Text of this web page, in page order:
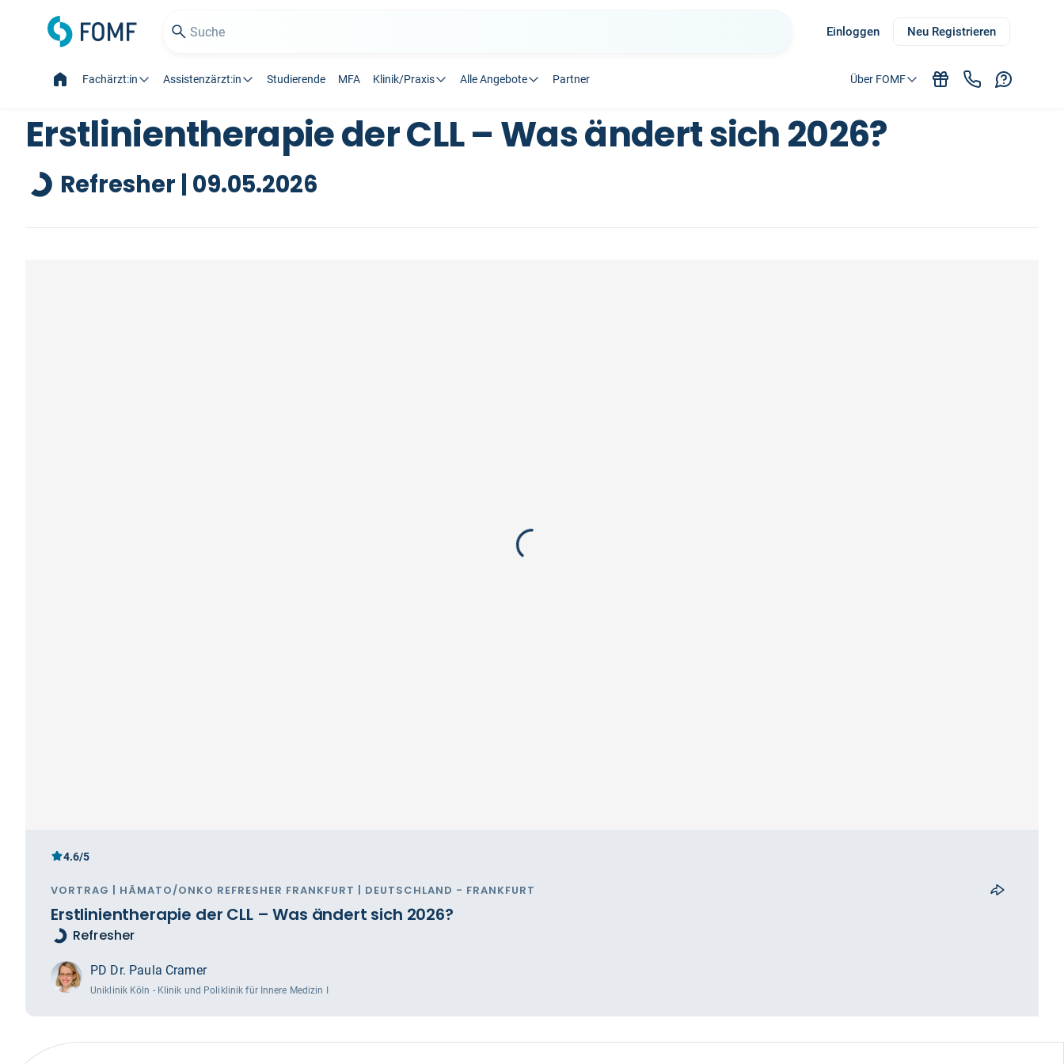
Einloggen Neu Registrieren
Fachärzt:in Assistenzärzt:in Studierende MFA Klinik/Praxis Alle Angebote Partner Über FOMF
Erstlinientherapie der CLL – Was ändert sich 2026?
Refresher | 09.05.2026
4.6/5
VORTRAG | HÄMATO/ONKO REFRESHER FRANKFURT | DEUTSCHLAND - FRANKFURT
Erstlinientherapie der CLL – Was ändert sich 2026?
Refresher
PD Dr. Paula Cramer
Uniklinik Köln - Klinik und Poliklinik für Innere Medizin I